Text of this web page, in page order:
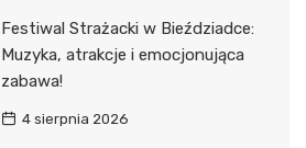
Festiwal Strażacki w Bieździadce:
Muzyka, atrakcje i emocjonująca
zabawa!
4 sierpnia 2026